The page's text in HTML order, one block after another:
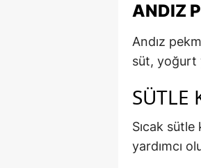
ANDIZ
Andız
süt, yoğurt
SÜTLE
Sıcak sütle
yardımcı